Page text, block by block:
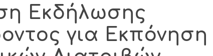
Εκδήλωσης
για Εκπόνηση